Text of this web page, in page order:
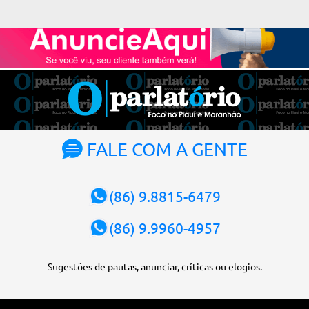
contrato, presente na lei 8.964/25, é de US$ 392 milhões. De acordo
com o Executivo, a mudança de moeda traz benefícios a longo
prazo. “A mudança se fundamenta em análises técnicas
aprofundadas conduzidas em conjunto com o BIRD, as quais
indicam que a contratação em iene japonês é mais vantajosa sob
os aspectos econômico e financeiro. Embora o custo dos juros em
dólares possa parecer inferior no curto prazo, a opção pelo iene
revela-se mais benéfica no longo prazo, tanto pela sua menor
volatilidade cambial quanto pela estabilidade da taxa de juros
contra o projeto de l...
FALE COM A GENTE
(86) 9.8815-6479
(86) 9.9960-4957
Sugestões de pautas, anunciar, críticas ou elogios.